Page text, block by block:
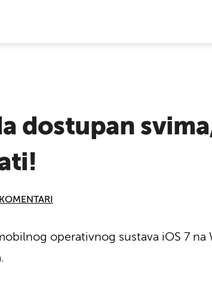
dostupan
KOMENTARI
operativnog sustava iOS 7